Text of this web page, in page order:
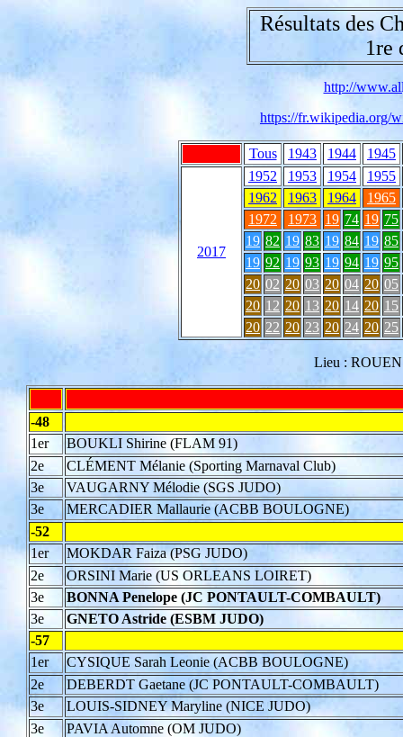
Résultats des
1re
http://
https://fr.wikipedia.org/
Tous 1943 1944 1945
2017
1952 1953 1954
1955
1962
1963 1964
1965
1972
1973 19 74 19 75
19 82 19 83 19 84 19 85
19 92 19 93 19 94 19 95
20 02 20 03 20 04 20 05
20 12 20 13 20 14 20 15
20 22 20 23 20 24 20 25
Lieu : ROUEN
-48
1er
BOUKLI Shirine (FLAM 91)
2e
CLÉMENT Mélanie (Sporting Marnaval Club)
3e
VAUGARNY Mélodie (SGS JUDO)
3e
MERCADIER Mallaurie (ACBB BOULOGNE)
-52
1er
MOKDAR Faiza (PSG JUDO)
2e
ORSINI Marie (US ORLEANS LOIRET)
3e
BONNA Penelope (JC PONTAULT-COMBAULT)
3e
GNETO Astride (ESBM JUDO)
-57
1er
CYSIQUE Sarah Leonie (ACBB BOULOGNE)
2e
DEBERDT Gaetane (JC PONTAULT-COMBAULT)
3e
LOUIS-SIDNEY Maryline (NICE JUDO)
3e
PAVIA Automne (OM JUDO)